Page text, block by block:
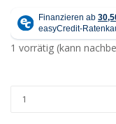
1 vorrätig (kann